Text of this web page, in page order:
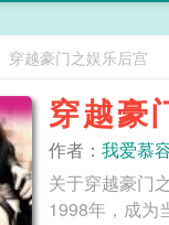
穿越豪门之娱乐后宫
穿越豪
作者： 我爱慕
关于穿越豪门
1998年，成为